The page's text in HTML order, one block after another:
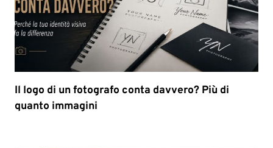
Il logo di un fotografo conta davvero? Più di
quanto immagini